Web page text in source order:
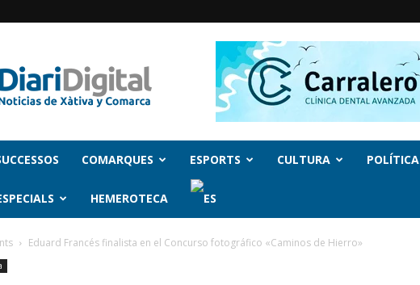
COMARQUES ESPORTS CULTURA POLÍTICA
HEMEROTECA
Eduard Francés finalista en el Concurso fotográfico «Caminos de Hierro»